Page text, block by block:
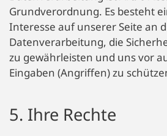
Grundverordnung. Es besteht
Interesse auf unserer Seite an
Datenverarbeitung, die
zu gewährleisten und uns vor
Eingaben (Angriffen) zu
5. Ihre Rechte